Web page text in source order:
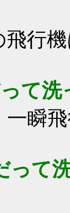
行
て洗
一瞬
って